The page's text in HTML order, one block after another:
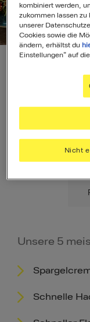
Hauptspeise
Unsere 5
Schnelle
kombiniert werden,
zukommen lassen zu
unserer
Cookies sowie die
ändern, erhältst du
Einstellungen" auf
Nicht